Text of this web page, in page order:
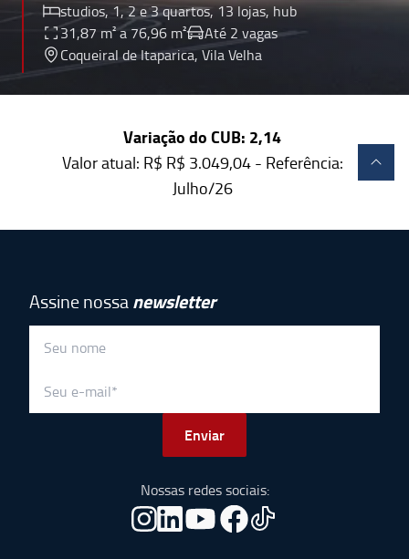
studios, 1, 2 e 3 quartos, 13 lojas, hub
31,87 m² a 76,96 m²
Até 2 vagas
Coqueiral de Itaparica, Vila Velha
Variação do CUB: 2,14
Valor atual: R$ R$ 3.049,04 - Referência:
Julho/26
Assine nossanewsletter
Enviar
Nossas redes sociais: